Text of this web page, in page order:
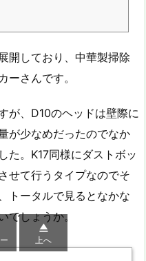
開しており、中華製掃除
ーさんです。
が、D10のヘッドは壁際に
が少なめだったのでなか
た。K17同様にダストボッ
せて行うタイプなのでそ
トータルで見るとなかな
でしょうか。

上へ